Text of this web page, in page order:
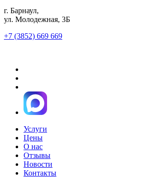
г. Барнаул,
ул. Молодежная, 3Б
+7 (3852) 669 669
Услуги
Цены
О нас
Отзывы
Новости
Контакты